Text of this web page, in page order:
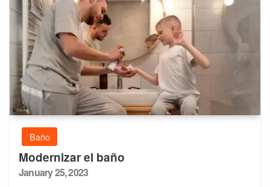
Baño
Modernizar el baño
Posted
January 25, 2023